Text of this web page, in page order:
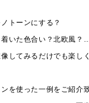
トーンにする？
いた色合い？北欧風？
してみるだけでも楽し
を使った一例をご紹介